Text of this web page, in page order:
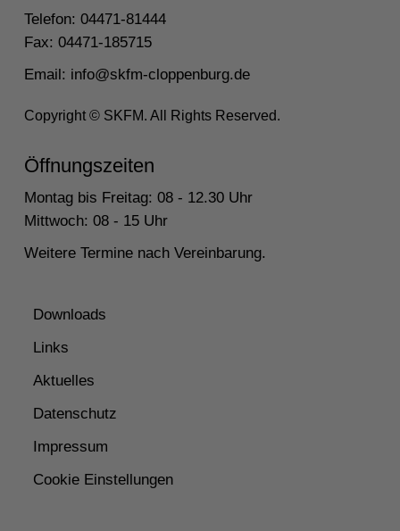
Telefon: 04471-81444
Fax: 04471-185715
Email: info@skfm-cloppenburg.de
Copyright © SKFM. All Rights Reserved.
Öffnungszeiten
Montag bis Freitag: 08 - 12.30 Uhr
Mittwoch: 08 - 15 Uhr
Weitere Termine nach Vereinbarung.
Downloads
Links
Aktuelles
Datenschutz
Impressum
Cookie Einstellungen